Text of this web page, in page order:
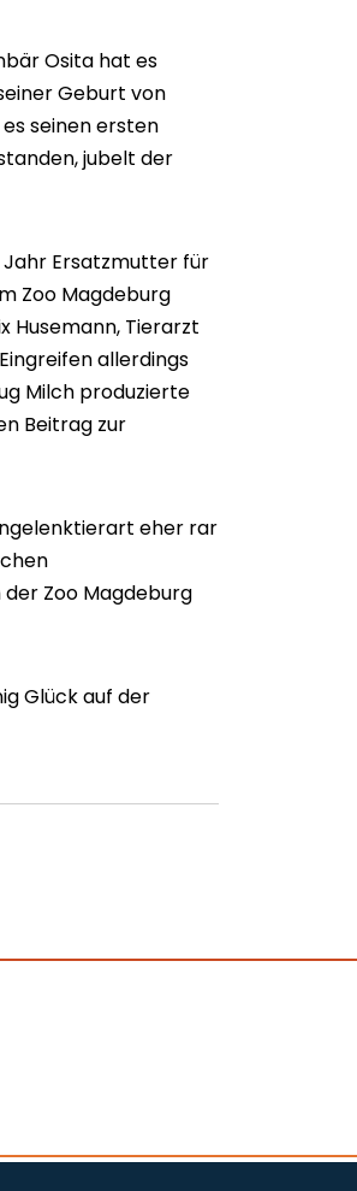
Osita hat es
Geburt von
seinen ersten
jubelt der
Jahr Ersatzmutter für
Zoo Magdeburg
Husemann, Tierarzt
allerdings
Milch produzierte
Beitrag zur
eher rar
Zoo Magdeburg
Glück auf der